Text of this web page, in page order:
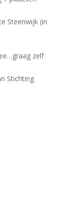
Steenwijk (in
zelf
Stichting